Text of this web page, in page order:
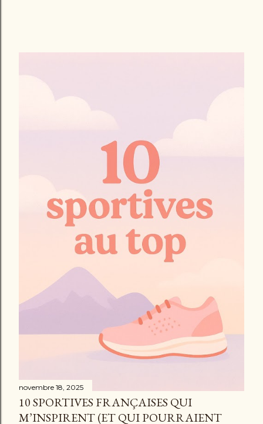
novembre 18, 2025
10 SPORTIVES FRANÇAISES QUI
M’INSPIRENT (ET QUI POURRAIENT